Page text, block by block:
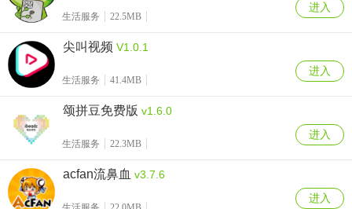
生活服务 22.5MB
进入
尖叫视频 V1.0.1
生活服务 41.4MB
进入
颂拼豆免费版 v1.6.0
生活服务 22.3MB
进入
acfan流鼻血 v3.7.6
进入